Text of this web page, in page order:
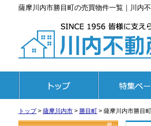
薩摩川内市勝目町の売買物件一覧｜川内
トップ> 薩摩川内市 > 勝目町 > 薩摩川内市勝目